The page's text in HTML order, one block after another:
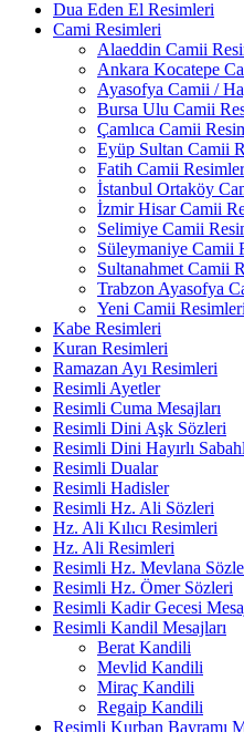
Dua Eden El Resimleri
Cami Resimleri
Alaeddin Camii
Ankara Kocatepe
Ayasofya Camii /
Bursa Ulu Camii
Çamlıca Camii
Eyüp Sultan Camii
Fatih Camii
İstanbul Ortaköy
İzmir Hisar Camii
Selimiye Camii
Süleymaniye Camii
Sultanahmet Camii
Trabzon Ayasofya
Yeni Camii
Kabe Resimleri
Kuran Resimleri
Ramazan Ayı Resimleri
Resimli Ayetler
Resimli Cuma Mesajları
Resimli Dini Aşk Sözleri
Resimli Dini Hayırlı
Resimli Dualar
Resimli Hadisler
Resimli Hz. Ali Sözleri
Hz. Ali Kılıcı Resimleri
Hz. Ali Resimleri
Resimli Hz. Mevlana
Resimli Hz. Ömer Sözleri
Resimli Kadir Gecesi
Resimli Kandil Mesajları
Berat Kandili
Mevlid Kandili
Miraç Kandili
Regaip Kandili
Resimli Kurban Bayramı